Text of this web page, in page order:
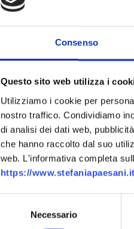
Consenso
Questo sito web utilizza i
Utilizziamo i cookie per
nostro traffico. Condividiamo
di analisi dei dati web,
che hanno raccolto dal suo
web. L'informativa completa
https://
Necessario